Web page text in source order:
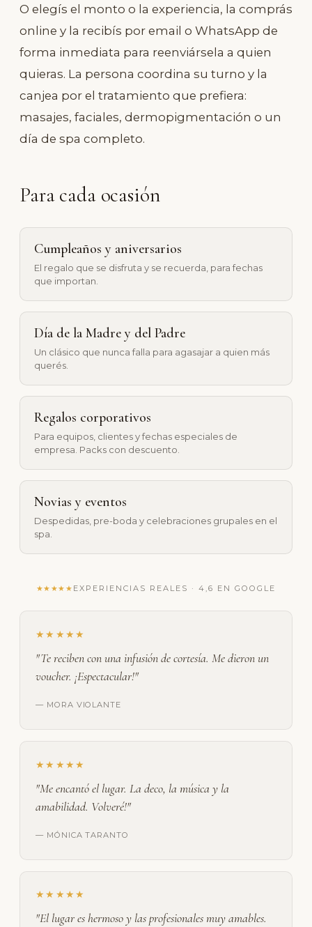
O elegís el monto o la experiencia, la comprás
online y la recibís por email o WhatsApp de
forma inmediata para reenviársela a quien
quieras. La persona coordina su turno y la
canjea por el tratamiento que prefiera:
masajes, faciales, dermopigmentación o un
día de spa completo.
Para cada ocasión
Cumpleaños y aniversarios
El regalo que se disfruta y se recuerda, para fechas
que importan.
Día de la Madre y del Padre
Un clásico que nunca falla para agasajar a quien más
querés.
Regalos corporativos
Para equipos, clientes y fechas especiales de
empresa. Packs con descuento.
Novias y eventos
Despedidas, pre-boda y celebraciones grupales en el
spa.
★★★★★ EXPERIENCIAS REALES · 4,6 EN GOOGLE
★★★★★
"Te reciben con una infusión de cortesía. Me dieron un
voucher. ¡Espectacular!"
— MORA VIOLANTE
★★★★★
"Me encantó el lugar. La deco, la música y la
amabilidad. Volveré!"
— MÓNICA TARANTO
★★★★★
"El lugar es hermoso y las profesionales muy amables.